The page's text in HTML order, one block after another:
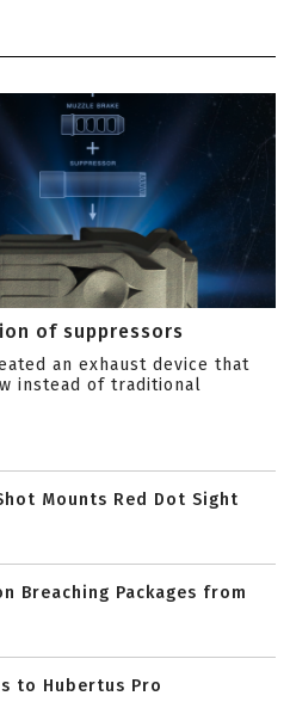
of suppressors
an exhaust device that
instead of traditional
Mounts Red Dot Sight
Breaching Packages from
to Hubertus Pro